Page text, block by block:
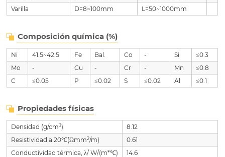
Varilla
D=8~100mm L=50~1000mm
Composición química (%)
Ni 41.5~42.5 Fe Bal. Co - Si
≤0.3
Mo
- Cu - Cr - Mn
≤0.8
C
≤0.05 P ≤0.02 S ≤0.02 Al ≤0.1
Propiedades físicas
Densidad (g/cm3)
8.12
Resistividad a 20℃(Ωmm2/m)
0.61
Conductividad térmica, λ/ W/(m*℃)
14.6